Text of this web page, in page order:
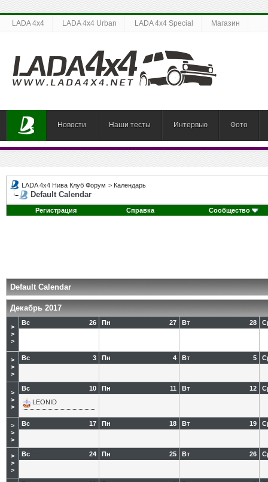
LADA 4x4 LADA 4x4 Urban LADA 4x4 Special Магазин
Новости Наши тесты Интервью Фото
LADA 4x4 Нива Клуб Форум > Календарь
Default Calendar
Регистрация Справка Сообщество
Default Calendar
Декабрь 2017
>
>
>
26
Вс 27
Пн 28
Вт
>
>
>
3
Вс 4
Пн 5
Вт
>
>
>
10
Вс
LEONID
11
Пн 12
Вт
>
>
>
17
Вс 18
Пн 19
Вт
>
>
>
24
Вс 25
Пн 26
Вт